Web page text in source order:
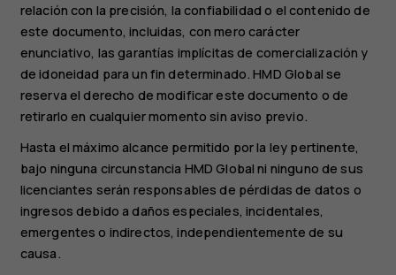
relación con la precisión, la confiabilidad o el contenido de
este documento, incluidas, con mero carácter
enunciativo, las garantías implícitas de comercialización y
de idoneidad para un fin determinado. HMD Global se
reserva el derecho de modificar este documento o de
retirarlo en cualquier momento sin aviso previo.
Hasta el máximo alcance permitido por la ley pertinente,
bajo ninguna circunstancia HMD Global ni ninguno de sus
licenciantes serán responsables de pérdidas de datos o
ingresos debido a daños especiales, incidentales,
emergentes o indirectos, independientemente de su
causa.